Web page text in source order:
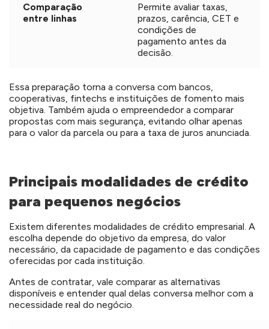
Comparação
entre linhas
Permite avaliar taxas,
prazos, carência, CET e
condições de
pagamento antes da
decisão.
Essa preparação torna a conversa com bancos,
cooperativas, fintechs e instituições de fomento mais
objetiva. Também ajuda o empreendedor a comparar
propostas com mais segurança, evitando olhar apenas
para o valor da parcela ou para a taxa de juros anunciada.
Principais modalidades de crédito
para pequenos negócios
Existem diferentes modalidades de crédito empresarial. A
escolha depende do objetivo da empresa, do valor
necessário, da capacidade de pagamento e das condições
oferecidas por cada instituição.
Antes de contratar, vale comparar as alternativas
disponíveis e entender qual delas conversa melhor com a
necessidade real do negócio.